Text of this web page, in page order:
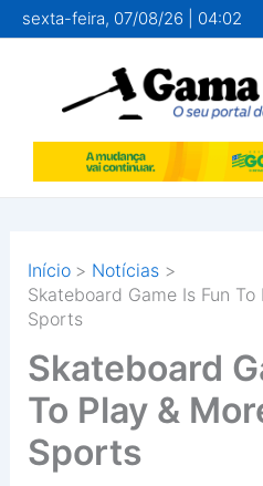
para
conteúdo
sexta-feira, 07/08/26 | 04:02
Início
Notícias
Skateboard Game Is Fun
Sports
Skateboard
To Play &
Sports